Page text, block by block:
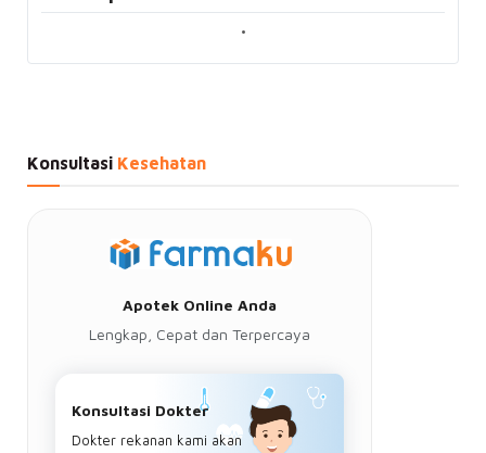
•
Konsultasi Kesehatan
Apotek Online Anda
Lengkap, Cepat dan Terpercaya
Konsultasi Dokter
Dokter rekanan kami akan